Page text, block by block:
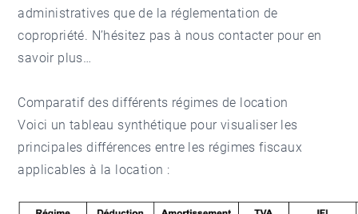
administratives que de la réglementation de
copropriété. N’hésitez pas à nous contacter pour en
savoir plus…
Comparatif des différents régimes de location
Voici un tableau synthétique pour visualiser les
principales différences entre les régimes fiscaux
applicables à la location :